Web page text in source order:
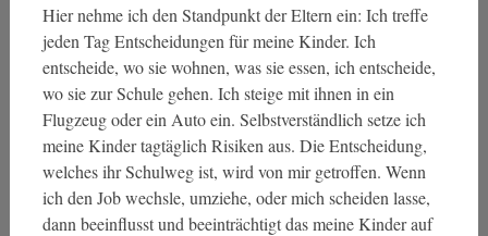
Hier nehme ich den Standpunkt der Eltern ein: Ich treffe
jeden Tag Entscheidungen für meine Kinder. Ich
entscheide, wo sie wohnen, was sie essen, ich entscheide,
wo sie zur Schule gehen. Ich steige mit ihnen in ein
Flugzeug oder ein Auto ein. Selbstverständlich setze ich
meine Kinder tagtäglich Risiken aus. Die Entscheidung,
welches ihr Schulweg ist, wird von mir getroffen. Wenn
ich den Job wechsle, umziehe, oder mich scheiden lasse,
dann beeinflusst und beeinträchtigt das meine Kinder auf